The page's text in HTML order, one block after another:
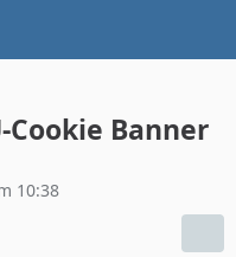
Cookie Banner
10:38